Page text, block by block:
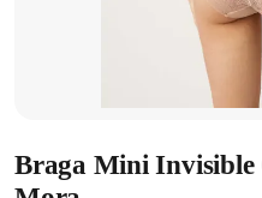
Braga Mini Invisible